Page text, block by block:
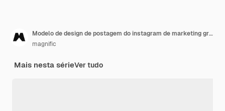
Modelo de design de postagem do instagram de marketing gradiente
magnific
Mais nesta sérieVer tudo